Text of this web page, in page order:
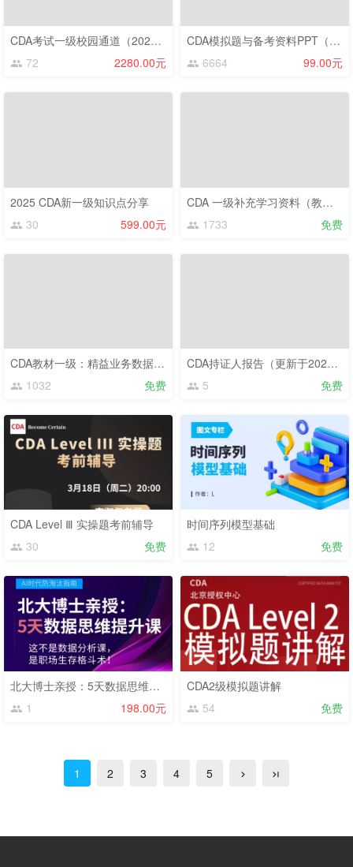
CDA考试一级校园通道（2025新版）
72
2280.00元
CDA模拟题与备考资料PPT（2025）——考生版
6664
99.00元
2025 CDA新一级知识点分享
30
599.00元
CDA 一级补充学习资料（教材之外的补充备考内容）
1733
免费
CDA教材一级：精益业务数据分析（2023）
1032
免费
CDA持证人报告（更新于2024.6）
5
免费
CDA Level Ⅲ 实操题考前辅导
30
免费
时间序列模型基础
12
免费
北大博士亲授：5天数据思维提升课
1
198.00元
CDA2级模拟题讲解
54
免费
1 2 3 4 5